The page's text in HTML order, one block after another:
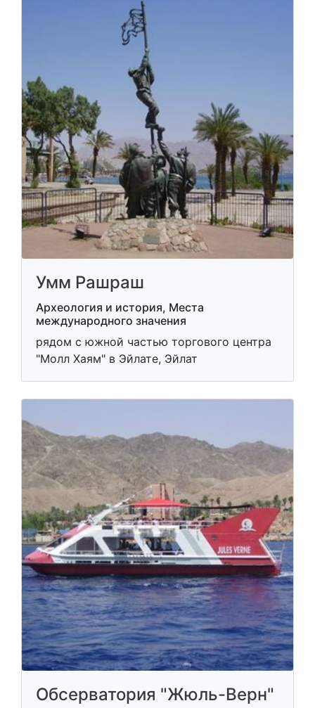
Умм Рашраш
Археология и история, Места
международного значения
рядом с южной частью торгового центра
"Молл Хаям" в Эйлате, Эйлат
Обсерватория "Жюль-Верн"